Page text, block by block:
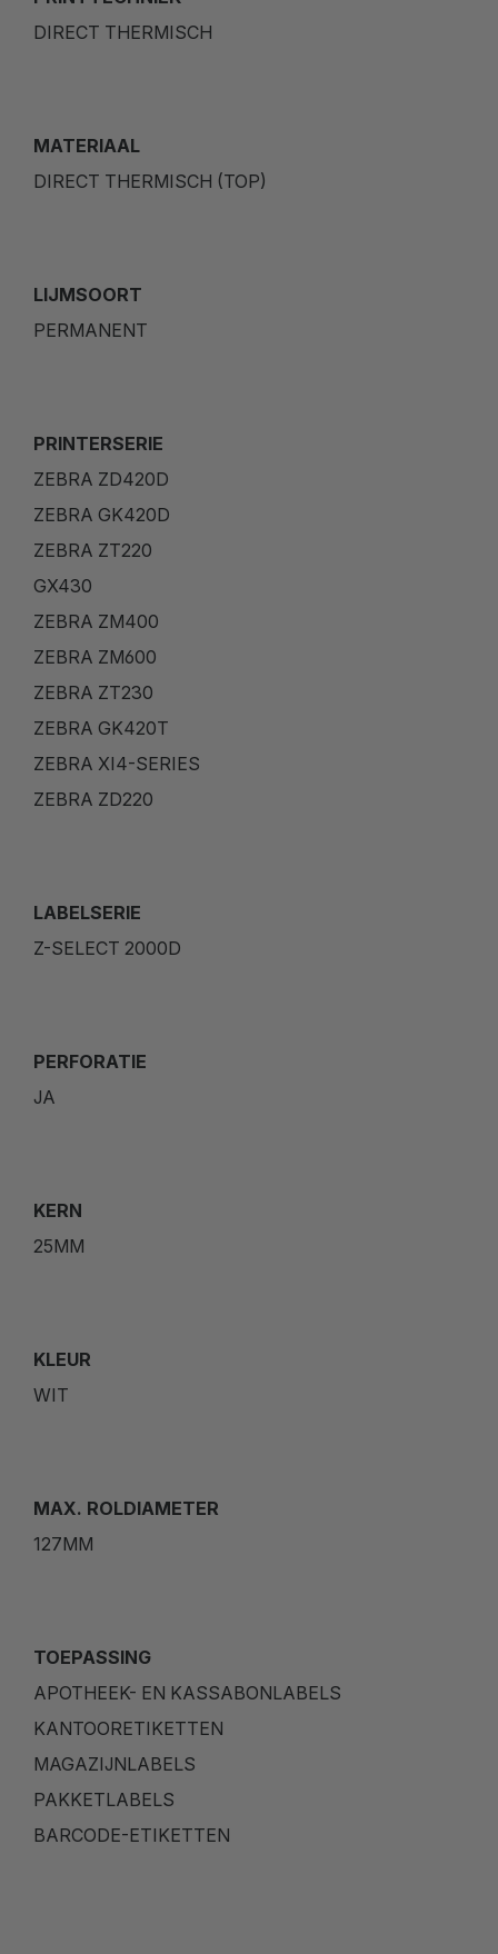
DIRECT THERMISCH
MATERIAAL
DIRECT THERMISCH (TOP)
LIJMSOORT
PERMANENT
PRINTERSERIE
ZEBRA ZD420D
ZEBRA GK420D
ZEBRA ZT220
GX430
ZEBRA ZM400
ZEBRA ZM600
ZEBRA ZT230
ZEBRA GK420T
ZEBRA XI4-SERIES
ZEBRA ZD220
LABELSERIE
Z-SELECT 2000D
PERFORATIE
JA
KERN
25MM
KLEUR
WIT
MAX. ROLDIAMETER
127MM
TOEPASSING
APOTHEEK- EN KASSABONLABELS
KANTOORETIKETTEN
MAGAZIJNLABELS
PAKKETLABELS
BARCODE-ETIKETTEN